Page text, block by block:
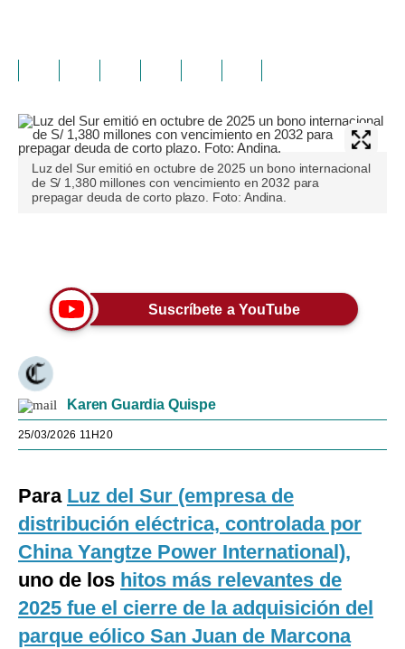
Luz del Sur emitió en octubre de 2025 un bono internacional
de S/ 1,380 millones con vencimiento en 2032 para
prepagar deuda de corto plazo. Foto: Andina.
Suscríbete a YouTube
Karen Guardia Quispe
25/03/2026 11H20
Para Luz del Sur (empresa de
distribución eléctrica, controlada por
China Yangtze Power International),
uno de los hitos más relevantes de
2025 fue el cierre de la adquisición del
parque eólico San Juan de Marcona